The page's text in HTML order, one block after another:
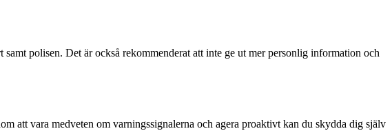
polisen. Det är också rekommenderat att inte ge ut mer personlig information och
att vara medveten om varningssignalerna och agera proaktivt kan du skydda dig själv